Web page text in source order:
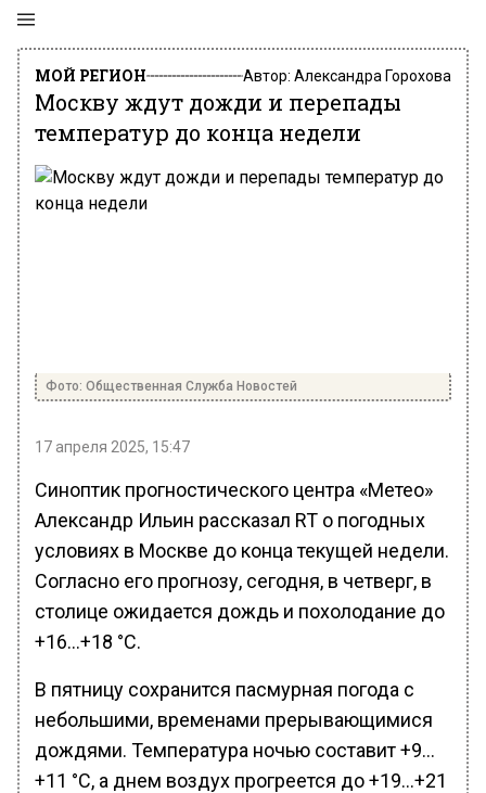
МОЙ РЕГИОН Автор: Александра Горохова
Москву ждут дожди и перепады
температур до конца недели
Фото: Общественная Служба Новостей
17 апреля 2025, 15:47
Синоптик прогностического центра «Метео»
Александр Ильин рассказал RT о погодных
условиях в Москве до конца текущей недели.
Согласно его прогнозу, сегодня, в четверг, в
столице ожидается дождь и похолодание до
+16…+18 °С.
В пятницу сохранится пасмурная погода с
небольшими, временами прерывающимися
дождями. Температура ночью составит +9…
+11 °С, а днем воздух прогреется до +19…+21